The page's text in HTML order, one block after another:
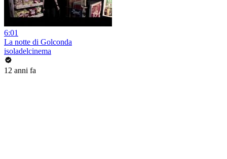
6:01
La notte di Golconda
isoladelcinema
12 anni fa